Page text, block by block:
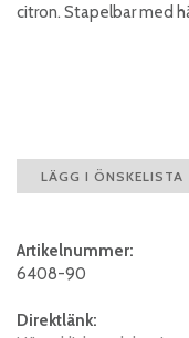
citron. Stapelbar med
LÄGG I ÖNSKELISTA
Artikelnummer:
6408-90
Direktlänk: